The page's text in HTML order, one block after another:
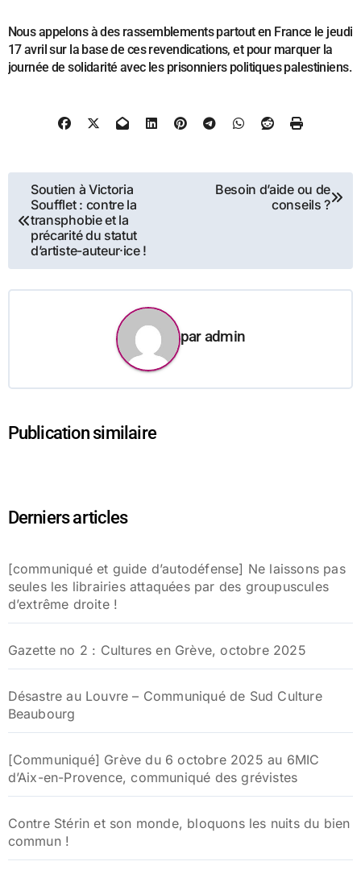
Nous appelons à des rassemblements partout en France le jeudi
17 avril sur la base de ces revendications, et pour marquer la
journée de solidarité avec les prisonniers politiques palestiniens.
Navigation
de
l’article
Soutien à Victoria
Soufflet : contre la
transphobie et la
précarité du statut
d’artiste-auteur·ice !
Besoin d’aide ou de
conseils ?
paradmin
Publication similaire
Derniers articles
[communiqué et guide d’autodéfense] Ne laissons pas
seules les librairies attaquées par des groupuscules
d’extrême droite !
Gazette no 2 : Cultures en Grève, octobre 2025
Désastre au Louvre – Communiqué de Sud Culture
Beaubourg
[Communiqué] Grève du 6 octobre 2025 au 6MIC
d’Aix-en-Provence, communiqué des grévistes
Contre Stérin et son monde, bloquons les nuits du bien
commun !